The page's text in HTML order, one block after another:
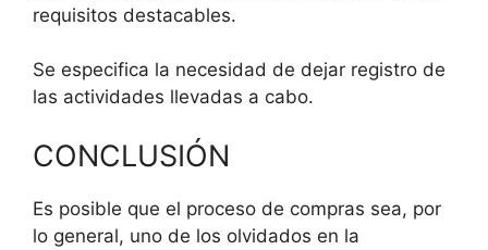
requisitos destacables.
Se especifica la necesidad de dejar registro de
las actividades llevadas a cabo.
CONCLUSIÓN
Es posible que el proceso de compras sea, por
lo general, uno de los olvidados en la